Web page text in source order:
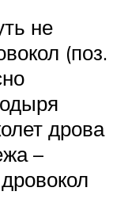
не
(поз.
дрова
–